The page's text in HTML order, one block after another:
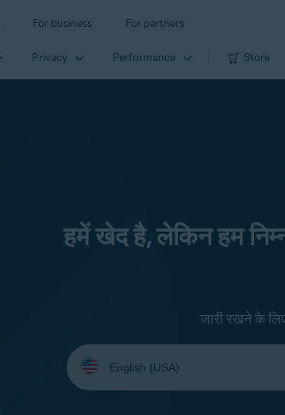
For business For partners
Privacy Performance Store
हमें खेद है, लेकिन हम
जारी रखने के
Select
your
language: